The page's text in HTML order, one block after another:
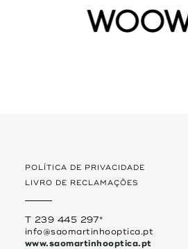
POLÍTICA DE PRIVACIDADE
LIVRO DE RECLAMAÇÕES
T 239 445 297*
info@saomartinhooptica.pt
www.saomartinhooptica.pt